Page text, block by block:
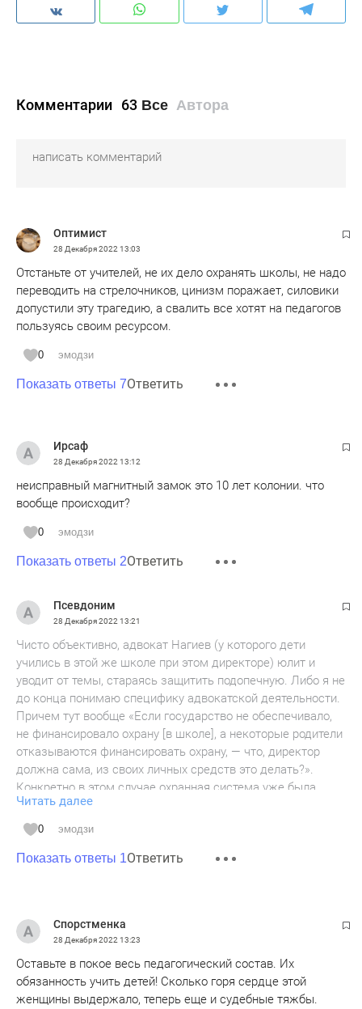
Комментарии 63 Все Автора
Оптимист
28 Декабря 2022 13:03
Отстаньте от учителей, не их дело охранять школы, не надо
переводить на стрелочников, цинизм поражает, силовики
допустили эту трагедию, а свалить все хотят на педагогов
пользуясь своим ресурсом.
0 эмодзи
Показать ответы 7Ответить
Ирсаф
28 Декабря 2022 13:12
неисправный магнитный замок это 10 лет колонии. что
вообще происходит?
0 эмодзи
Показать ответы 2Ответить
Псевдоним
28 Декабря 2022 13:21
Чисто объективно, адвокат Нагиев (у которого дети
учились в этой же школе при этом директоре) юлит и
уводит от темы, стараясь защитить подопечную. Либо я не
до конца понимаю специфику адвокатской деятельности.
Причем тут вообще «Если государство не обеспечивало,
не финансировало охрану [в школе], а некоторые родители
отказываются финансировать охрану, — что, директор
должна сама, из своих личных средств это делать?».
Конкретно в этом случае охранная система уже была
установлена, и речь тут о том, что она не работала в
классе 8а, о чем есть запись в журнале. И если эта
неисправность не была устранена вовремя, то это и есть
халатность.
Читать далее
0 эмодзи
Показать ответы 1Ответить
Спорстменка
28 Декабря 2022 13:23
Оставьте в покое весь педагогический состав. Их
обязанность учить детей! Сколько горя сердце этой
женщины выдержало, теперь еще и судебные тяжбы.